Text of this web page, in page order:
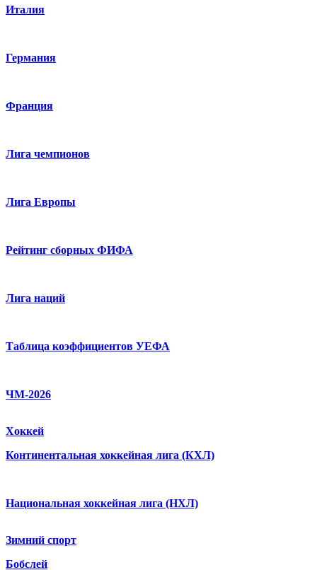
Италия
Германия
Франция
Лига чемпионов
Лига Европы
Рейтинг сборных ФИФА
Лига наций
Таблица коэффициентов УЕФА
ЧМ-2026
Хоккей
Континентальная хоккейная лига (КХЛ)
Национальная хоккейная лига (НХЛ)
Зимний спорт
Бобслей